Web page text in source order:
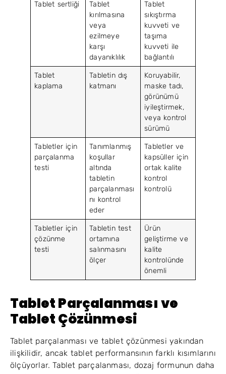
Tablet sertliği
Tablet
kırılmasına
veya
ezilmeye
karşı
dayanıklılık
Tablet
sıkıştırma
kuvveti ve
taşıma
kuvveti ile
bağlantılı
Tablet
kaplama
Tabletin dış
katmanı
Koruyabilir,
maske tadı,
görünümü
iyileştirmek,
veya kontrol
sürümü
Tabletler için
parçalanma
testi
Tanımlanmış
koşullar
altında
tabletin
parçalanması
nı kontrol
eder
Tabletler ve
kapsüller için
ortak kalite
kontrol
kontrolü
Tabletler için
çözünme
testi
Tabletin test
ortamına
salınmasını
ölçer
Ürün
geliştirme ve
kalite
kontrolünde
önemli
Tablet Parçalanması ve
Tablet Çözünmesi
Tablet parçalanması ve tablet çözünmesi yakından
ilişkilidir, ancak tablet performansının farklı kısımlarını
ölçüyorlar. Tablet parçalanması, dozaj formunun daha